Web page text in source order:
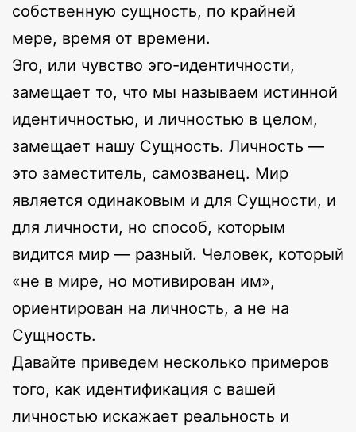
собственную сущность, по крайней
мере, время от времени.
Эго, или чувство эго-идентичности,
замещает то, что мы называем истинной
идентичностью, и личностью в целом,
замещает нашу Сущность. Личность —
это заместитель, самозванец. Мир
является одинаковым и для Сущности, и
для личности, но способ, которым
видится мир — разный. Человек, который
«не в мире, но мотивирован им»,
ориентирован на личность, а не на
Сущность.
Давайте приведем несколько примеров
того, как идентификация с вашей
личностью искажает реальность и